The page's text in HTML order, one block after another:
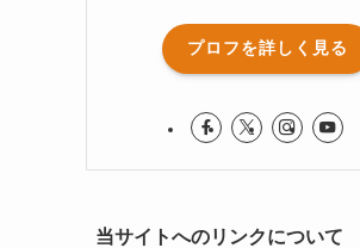
プロフを詳しく見る
当サイトへのリンクについて